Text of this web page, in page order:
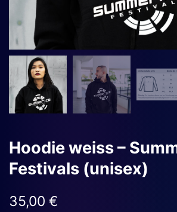
Hoodie weiss –
Festivals (unisex)
35,00 €